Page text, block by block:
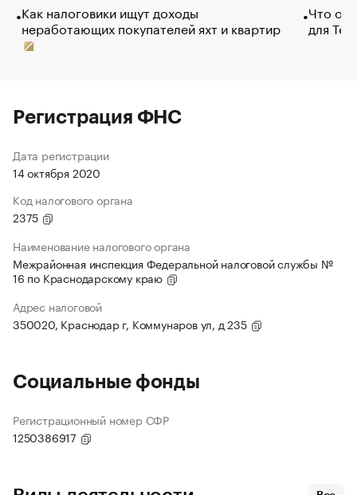
Как налоговики ищут доходы
неработающих покупателей яхт и квартир
Что
для
Регистрация ФНС
Дата регистрации
14 октября 2020
Код налогового органа
2375
Наименование налогового органа
Межрайонная инспекция Федеральной налоговой службы №
16 по Краснодарскому краю
Адрес налоговой
350020, Краснодар г, Коммунаров ул, д 235
Социальные фонды
Регистрационный номер СФР
1250386917